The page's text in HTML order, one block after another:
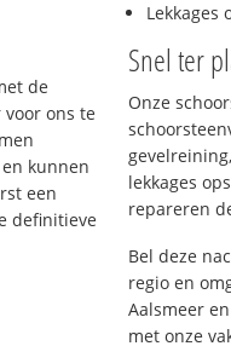
de
ons te
kunnen
een
definitieve
Lekkages
Snel ter
Onze
lekkages
repareren
Bel deze
regio en
Aalsmeer
met onze